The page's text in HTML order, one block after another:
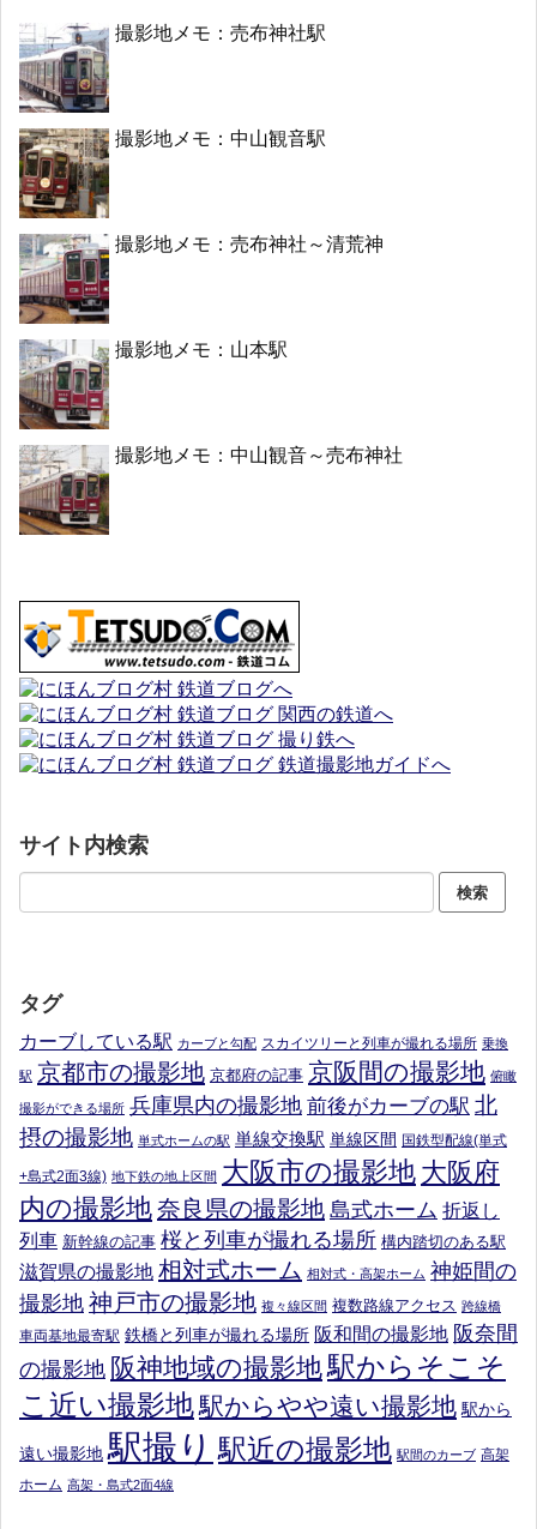
撮影地メモ：売布神社駅
撮影地メモ：中山観音駅
撮影地メモ：売布神社～清荒神
撮影地メモ：山本駅
撮影地メモ：中山観音～売布神社
サイト内検索
タグ
カーブしている駅 カーブと勾配 スカイツリーと列車が撮れる場所 乗換
駅 京都市の撮影地 京都府の記事 京阪間の撮影地 俯瞰
撮影ができる場所 兵庫県内の撮影地 前後がカーブの駅 北
摂の撮影地 単式ホームの駅 単線交換駅 単線区間 国鉄型配線(単式
+島式2面3線) 地下鉄の地上区間 大阪市の撮影地 大阪府
内の撮影地奈良県の撮影地 島式ホーム 折返し
列車 新幹線の記事 桜と列車が撮れる場所 構内踏切のある駅
滋賀県の撮影地 相対式ホーム 相対式・高架ホーム 神姫間の
撮影地神戸市の撮影地 複々線区間 複数路線アクセス 跨線橋
車両基地最寄駅 鉄橋と列車が撮れる場所 阪和間の撮影地 阪奈間
の撮影地 阪神地域の撮影地駅からそこそ
こ近い撮影地駅からやや遠い撮影地 駅から
遠い撮影地 駅撮り 駅近の撮影地 駅間のカーブ 高架
ホーム 高架・島式2面4線